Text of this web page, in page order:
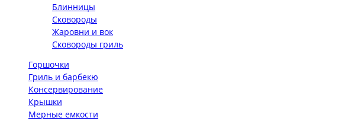
Блинницы
Сковороды
Жаровни и вок
Сковороды гриль
Горшочки
Гриль и барбекю
Консервирование
Крышки
Мерные емкости